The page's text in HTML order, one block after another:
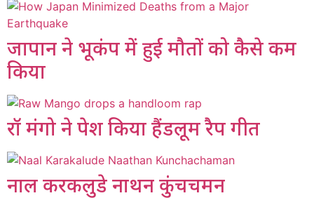
जापान ने भूकंप में हुई मौतों को कैसे कम
किया
रॉ मंगो ने पेश किया हैंडलूम रैप गीत
नाल करकलुडे नाथन कुंचचमन